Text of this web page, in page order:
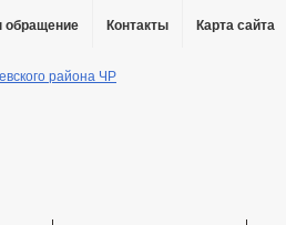
обращение Контакты Карта сайта